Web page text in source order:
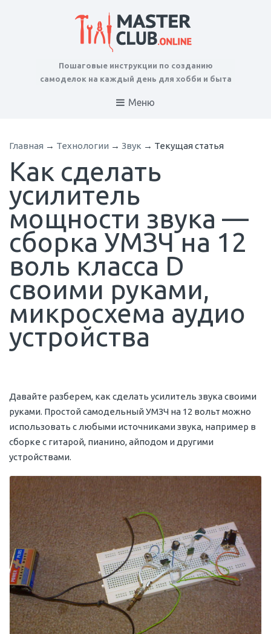
Пошаговые инструкции по созданию
самоделок на каждый день для хобби и быта
Меню
Главная → Технологии → Звук → Текущая статья
Как сделать
усилитель
мощности звука —
сборка УМЗЧ на 12
воль класса D
своими руками,
микросхема аудио
устройства
Давайте разберем, как сделать усилитель звука своими
руками. Простой самодельный УМЗЧ на 12 вольт можно
использовать с любыми источниками звука, например в
сборке с гитарой, пианино, айподом и другими
устройствами.